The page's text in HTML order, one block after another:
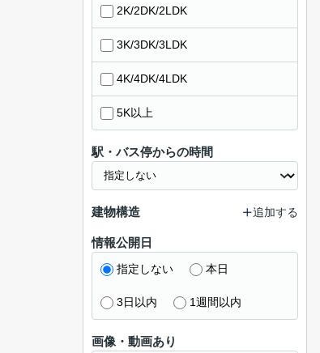
2K/2DK/2LDK
3K/3DK/3LDK
4K/4DK/4LDK
5K以上
駅・バス停からの時間
建物構造 追加する
情報公開日
指定しない 本日
3日以内 1週間以内
画像・動画あり